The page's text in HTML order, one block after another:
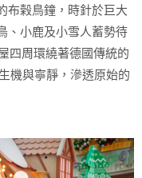
布榖鳥鐘，時針於巨大
、小鹿及小雪人蓄勢待
四周環繞著德國傳統的
機與寧靜，滲透原始的